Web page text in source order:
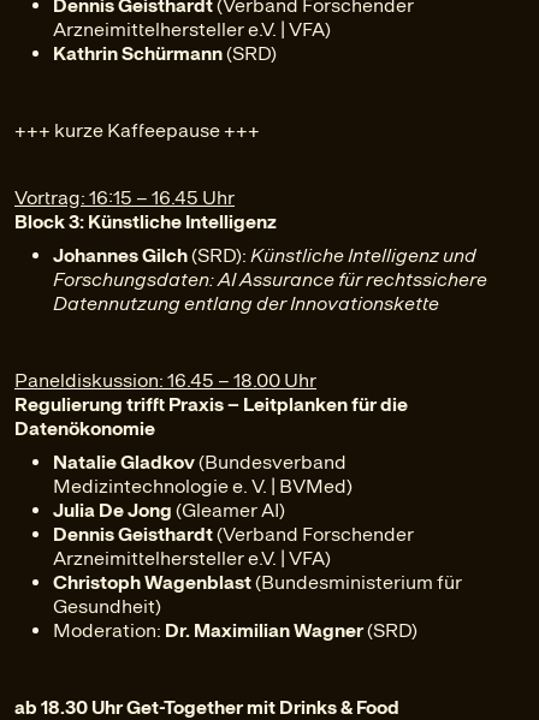
Dennis Geisthardt(Verband Forschender
Arzneimittelhersteller e.V. | VFA)
Kathrin Schürmann(SRD)
+++ kurze Kaffeepause +++
Vortrag: 16:15 – 16.45 Uhr
Block 3: Künstliche Intelligenz
Johannes Gilch(SRD): Künstliche Intelligenz und
Forschungsdaten: AI Assurance für rechtssichere
Datennutzung entlang der Innovationskette
Paneldiskussion: 16.45 – 18.00 Uhr
Regulierung trifft Praxis – Leitplanken für die
Datenökonomie
Natalie Gladkov(Bundesverband
Medizintechnologie e. V. | BVMed)
Julia De Jong (Gleamer AI)
Dennis Geisthardt(Verband Forschender
Arzneimittelhersteller e.V. | VFA)
Christoph Wagenblast(Bundesministerium für
Gesundheit)
Moderation: Dr. Maximilian Wagner(SRD)
ab 18.30 Uhr Get-Together mit Drinks & Food